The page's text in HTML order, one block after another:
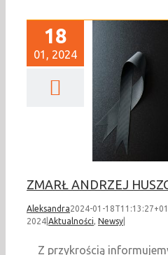
18
01, 2024
ANDRZEJ
ZMARŁ ANDRZEJ
Aleksandra2024-01-
2024 Aktualności, Newsy
Z przykrością